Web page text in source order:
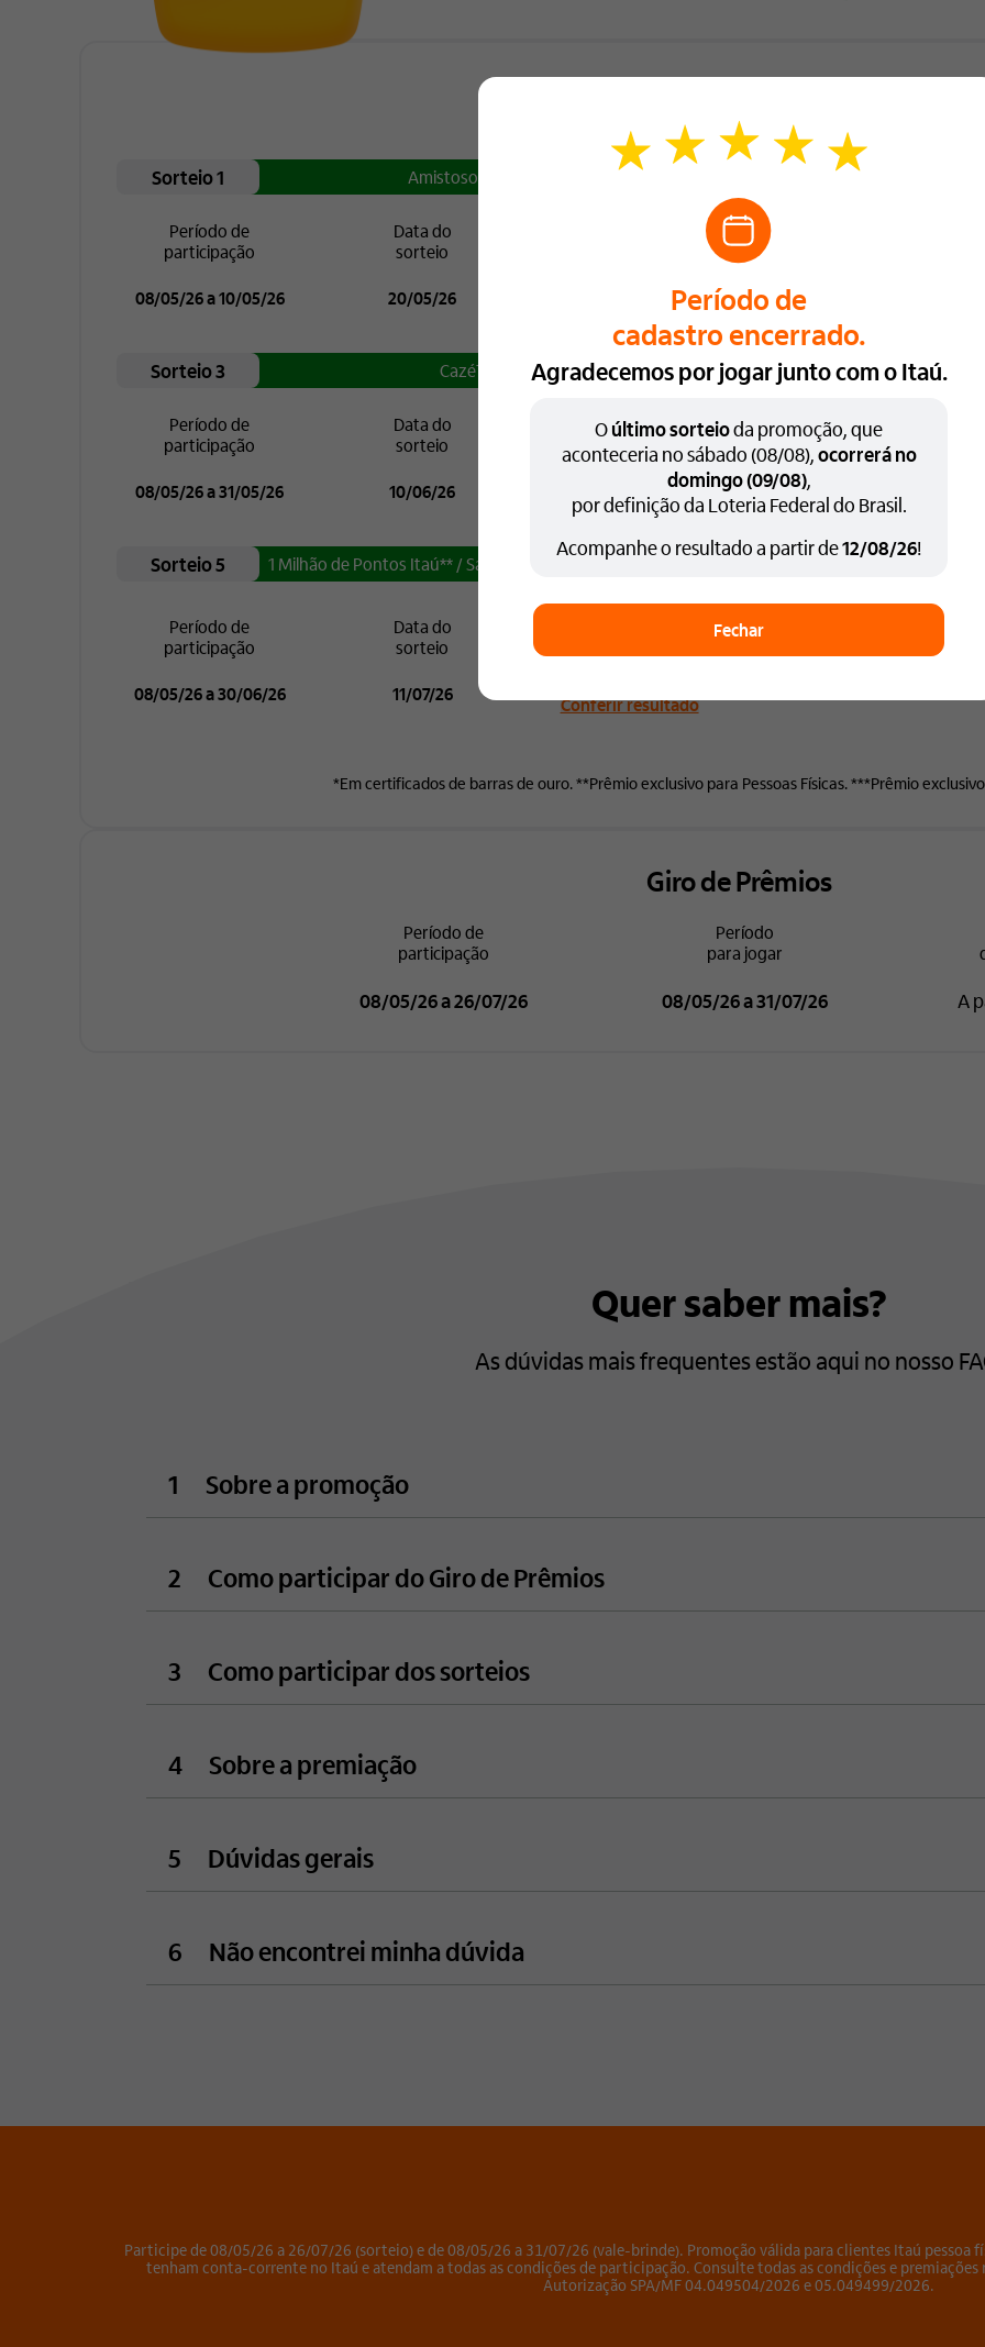
Sorteio 1 Amistoso da Seleção
Período de
participação
08/05/26 a 10/05/26
Data do
sorteio
20/05/26
Conferir resultado
Sorteio 2
08/05/26 a 15/05/26
Sorteio 3 CazéTV Day
Período de
participação
08/05/26 a 31/05/26
Data do
sorteio
10/06/26
Divulgação
do resultado
17/06/26
Conferir resultado
Sorteio 4 1
Período de
participação
08/05/26 a 15/06/26
Sorteio 5 1 Milhão de Pontos Itaú** / Samsung Smart TV 65" QLED***
Período de
participação
08/05/26 a 30/06/26
Data do
sorteio
11/07/26
Conferir resultado
Sorteio 6
*Em certificados de barras de ouro.**Prêmio exclusivo para Pessoas Físicas.***Prêmio
Giro de Prêmios
Período de
participação
08/05/26 a 26/07/26
Período
para jogar
08/05/26 a 31/07/26 A
Quer saber mais?
As dúvidas mais frequentes estão aqui no nosso
6 Não encontrei minha dúvida
1 Sobre a promoção
2 Como participar do Giro de Prêmios
3 Como participar dos sorteios
4 Sobre a premiação
5 Dúvidas gerais
Período de
cadastro encerrado.
Agradecemos por jogar junto com o Itaú.
Oúltimo sorteioda promoção, que
aconteceria no sábado (08/08),ocorrerá no
domingo (09/08),
por definição da Loteria Federal do Brasil.
Acompanhe o resultado a partir de12/08/26!
Fechar
Participe de 08/05/26 a 26/07/26 (sorteio) e de 08/05/26 a 31/07/26 (vale-brinde). Promoção válida para clientes Itaú pessoa
tenham conta-corrente no Itaú e atendam a todas as condições de participação. Consulte todas as condições e
Autorização SPA/MF 04.049504/2026 e 05.049499/2026.